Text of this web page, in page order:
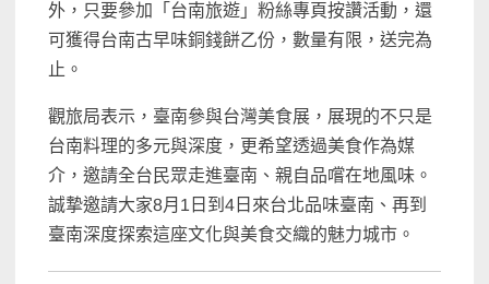
外，只要參加「台南旅遊」粉絲專頁按讚活動，還
可獲得台南古早味銅錢餅乙份，數量有限，送完為
止。
觀旅局表示，臺南參與台灣美食展，展現的不只是
台南料理的多元與深度，更希望透過美食作為媒
介，邀請全台民眾走進臺南、親自品嚐在地風味。
誠摯邀請大家8月1日到4日來台北品味臺南、再到
臺南深度探索這座文化與美食交織的魅力城市。